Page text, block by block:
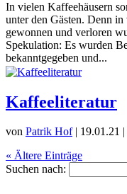
In vielen Kaffeehäusern
unter den Gästen. Denn
gewonnen und verloren
Spekulation: Es wurden
bekanntgegeben und...
Kaffeeliteratur
von Patrik Hof| 19.01.21 |
« Ältere Einträge
Suchen nach: